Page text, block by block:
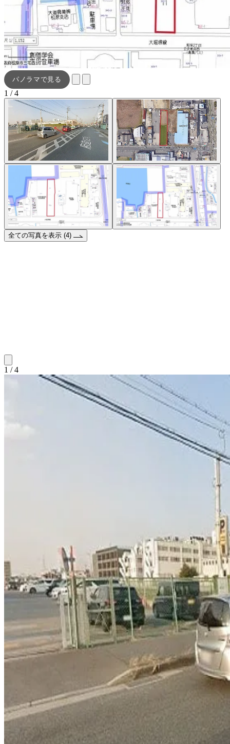
パノラマで見る
1 / 4
全ての写真を表示 (4)
1 / 4